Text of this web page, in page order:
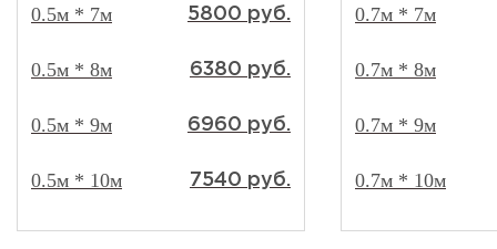
0.5м * 7м 5800 руб.
0.5м * 8м 6380 руб.
0.5м * 9м 6960 руб.
0.5м * 10м 7540 руб.
0.7м * 7м
0.7м * 8м
0.7м * 9м
0.7м * 10м